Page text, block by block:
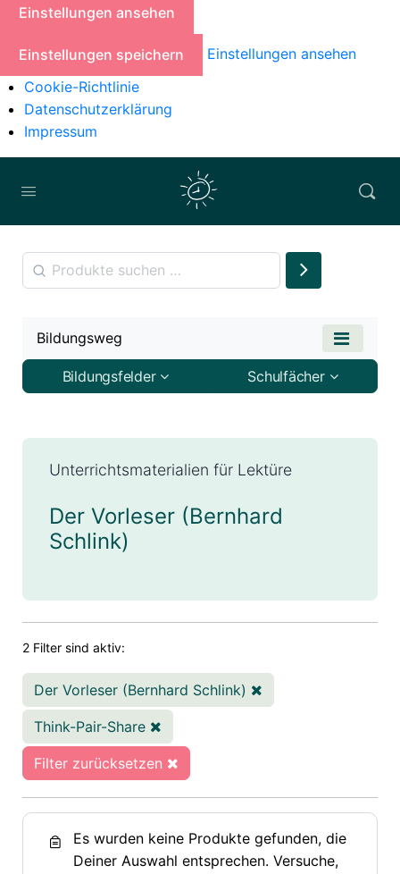
Einstellungen ansehen
Einstellungen speichern
Einstellungen ansehen
Cookie-Richtlinie
Datenschutzerklärung
Impressum
Unterrichtsmaterialien für Lektüre
Der Vorleser (Bernhard
Schlink)
2 Filter sind aktiv:
Der Vorleser (Bernhard Schlink)
Think-Pair-Share
Filter zurücksetzen
Es wurden keine Produkte gefunden, die
Deiner Auswahl entsprechen. Versuche,
Bildungsweg
Bildungsfelder Schulfächer